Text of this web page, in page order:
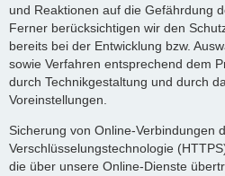
und Reaktionen auf die Gefährdung
Ferner berücksichtigen wir den
bereits bei der Entwicklung bzw.
sowie Verfahren entsprechend dem
durch Technikgestaltung und durch
Voreinstellungen.
Sicherung von Online-Verbindungen
Verschlüsselungstechnologie
die über unsere Online-Dienste